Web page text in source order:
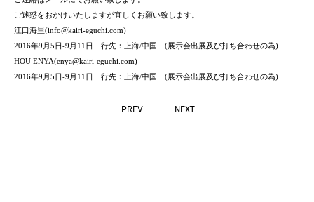
ご迷惑をおかけいたしますが宜しくお願い致します。
江口海里(info@kairi-eguchi.com)
2016年9月5日-9月11日 行先：上海/中国 (展示会出展及び打ち合わせの為)
HOU ENYA(enya@kairi-eguchi.com)
2016年9月5日-9月11日 行先：上海/中国 (展示会出展及び打ち合わせの為)
PREV NEXT